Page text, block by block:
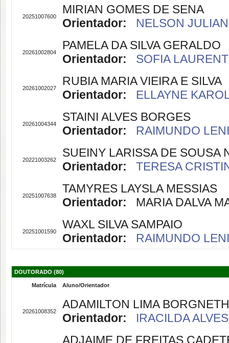
20251007600
MIRIAN GOMES DE SENA
Orientador:
NELSON
20261002804
PAMELA DA SILVA GERALDO
Orientador:
SOFIA
20261002027
RUBIA MARIA VIEIRA E SILVA
Orientador:
ELLAYNE
20261004344
STAINI ALVES BORGES
Orientador:
RAIMUNDO
20221003262
SUEINY LARISSA DE SOUSA
Orientador:
TERESA
20251007638
TAMYRES LAYSLA MESSIAS
Orientador: MARIA DALVA
20251001590
WAXL SILVA SAMPAIO
Orientador:
RAIMUNDO
DOUTORADO (80)
Matrícula Aluno/Orientador
20261008352
ADAMILTON LIMA BORGNETH
Orientador:
IRACILDA
ADJAIME DE FREITAS